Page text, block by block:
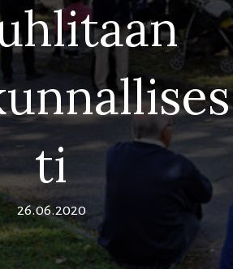
ti
26.06.2020